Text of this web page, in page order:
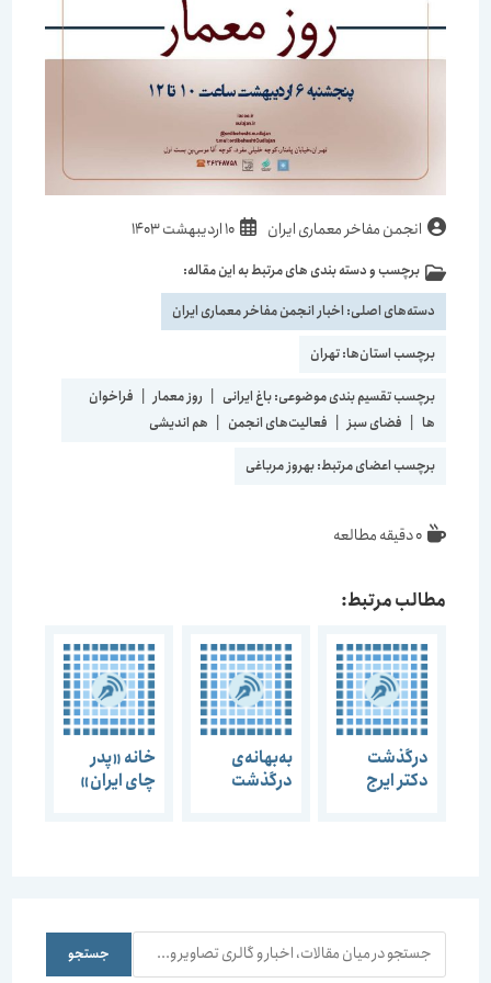
انجمن مفاخر معماری ایران 10 اردیبهشت 1403
برچسب و دسته بندی های مرتبط به این مقاله:
دسته‌های اصلی:اخبار انجمن مفاخر معماری ایران
برچسب استان‌ها:تهران
برچسب تقسیم بندی موضوعی:باغ ایرانی | روز معمار |
فراخوان
| فضای سبز | فعالیت‌های انجمن | هم اندیشی
برچسب اعضای مرتبط:بهروز مرباغی
0 دقیقه مطالعه
مطالب مرتبط:
درگذشت
دکتر ایرج
به‌بهانه‌ی
درگذشت
علاوه بر
اهدای
خانه «پدر
چای ایران»
جستجو جستجو